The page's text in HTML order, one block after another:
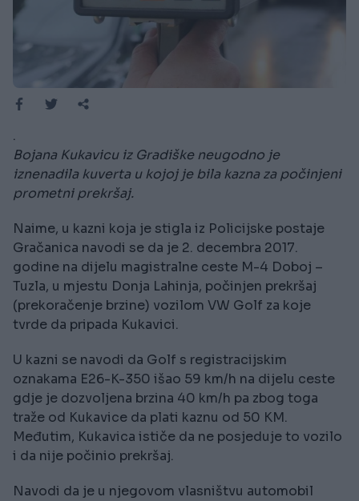
.
Bojana Kukavicu iz Gradiške neugodno je
iznenadila kuverta u kojoj je bila kazna za počinjeni
prometni prekršaj.
Naime, u kazni koja je stigla iz Policijske postaje
Gračanica navodi se da je 2. decembra 2017.
godine na dijelu magistralne ceste M-4 Doboj –
Tuzla, u mjestu Donja Lahinja, počinjen prekršaj
(prekoračenje brzine) vozilom VW Golf za koje
tvrde da pripada Kukavici.
U kazni se navodi da Golf s registracijskim
oznakama E26-K-350 išao 59 km/h na dijelu ceste
gdje je dozvoljena brzina 40 km/h pa zbog toga
traže od Kukavice da plati kaznu od 50 KM.
Međutim, Kukavica ističe da ne posjeduje to vozilo
i da nije počinio prekršaj.
Navodi da je u njegovom vlasništvu automobil